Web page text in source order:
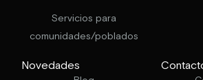
Servicios para
comunidades/poblados
Novedades